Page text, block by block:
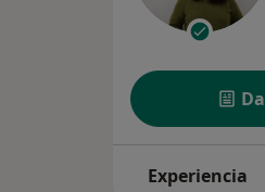
Experiencia